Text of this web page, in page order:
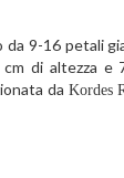
da 9-16 petali
di altezza e
da Kordes